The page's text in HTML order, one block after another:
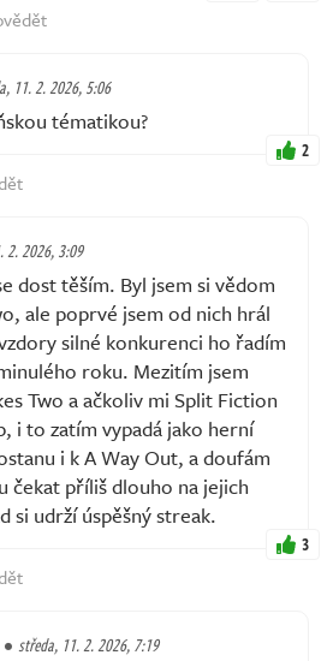
11. 2. 2026, 5:06
tématikou?
2
2. 2026, 3:09
dost těším. Byl jsem si vědom
ale poprvé jsem od nich hrál
silné konkurenci ho řadím
roku. Mezitím jsem
Two a ačkoliv mi Split Fiction
i to zatím vypadá jako herní
i k A Way Out, a doufám
čekat příliš dlouho na jejich
si udrží úspěšný streak.
3
středa, 11. 2. 2026, 7:19